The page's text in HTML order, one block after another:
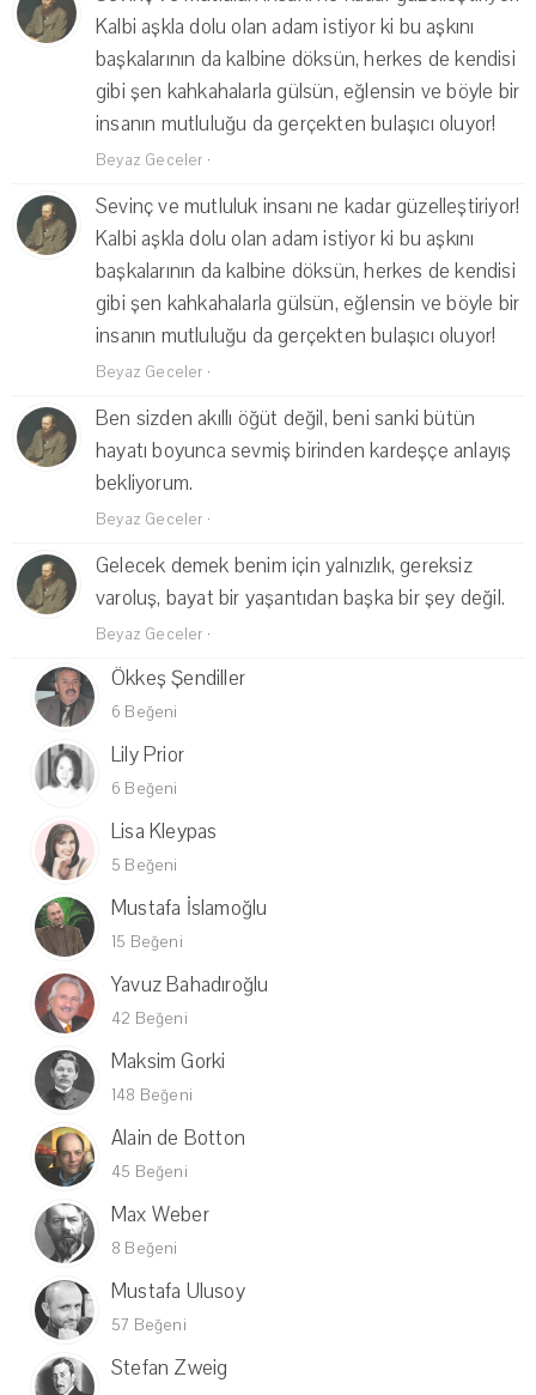
Kalbi aşkla dolu olan adam istiyor ki bu aşkını
başkalarının da kalbine döksün, herkes de kendisi
gibi şen kahkahalarla gülsün, eğlensin ve böyle bir
insanın mutluluğu da gerçekten bulaşıcı oluyor!
Beyaz Geceler ·
Sevinç ve mutluluk insanı ne kadar güzelleştiriyor!
Kalbi aşkla dolu olan adam istiyor ki bu aşkını
başkalarının da kalbine döksün, herkes de kendisi
gibi şen kahkahalarla gülsün, eğlensin ve böyle bir
insanın mutluluğu da gerçekten bulaşıcı oluyor!
Beyaz Geceler ·
Ben sizden akıllı öğüt değil, beni sanki bütün
hayatı boyunca sevmiş birinden kardeşçe anlayış
bekliyorum.
Beyaz Geceler ·
Gelecek demek benim için yalnızlık, gereksiz
varoluş, bayat bir yaşantıdan başka bir şey değil.
Beyaz Geceler ·
Ökkeş Şendiller
6 Beğeni
Lily Prior
6 Beğeni
Lisa Kleypas
5 Beğeni
Mustafa İslamoğlu
15 Beğeni
Yavuz Bahadıroğlu
42 Beğeni
Maksim Gorki
148 Beğeni
Alain de Botton
45 Beğeni
Max Weber
8 Beğeni
Mustafa Ulusoy
57 Beğeni
Stefan Zweig